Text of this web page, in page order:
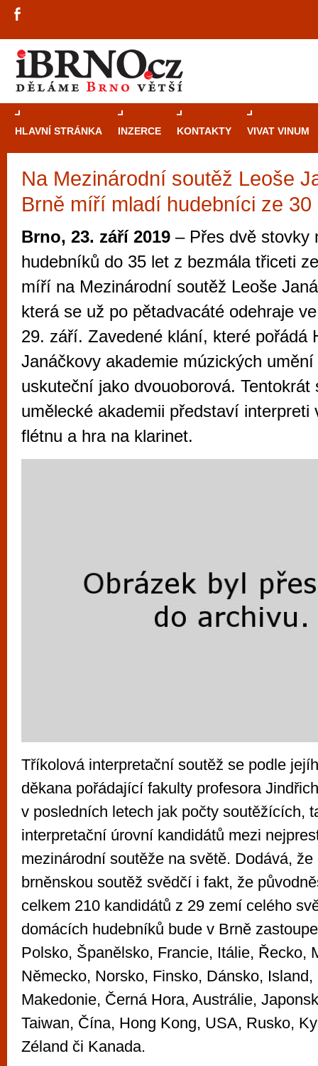
HLAVNÍ STRÁNKA INZERCE KONTAKTY VIVAT VINUM
Na Mezinárodní soutěž Leoše
Brně míří mladí hudebníci ze 30
Brno, 23. září 2019 – Přes dvě stovky
hudebníků do 35 let z bezmála třiceti
míří na Mezinárodní soutěž Leoše
která se už po pětadvacáté odehraje
29. září. Zavedené klání, které pořádá
Janáčkovy akademie múzických
uskuteční jako dvouoborová. Tentokrát
umělecké akademii představí interpreti
flétnu a hra na klarinet.
Tříkolová interpretační soutěž se podle
děkana pořádající fakulty profesora
v posledních letech jak počty soutěžících,
interpretační úrovní kandidátů mezi
mezinárodní soutěže na světě. Dodává,
brněnskou soutěž svědčí i fakt, že
celkem 210 kandidátů z 29 zemí celého
domácích hudebníků bude v Brně
Polsko, Španělsko, Francie, Itálie, Řecko,
Německo, Norsko, Finsko, Dánsko, Island,
Makedonie, Černá Hora, Austrálie,
Taiwan, Čína, Hong Kong, USA, Rusko,
Zéland či Kanada.
Průvodce
Brně: Od
Brno je
zajímavé
restaurace,
Mimo jiné je ale také místem, kde si
vyzkoušet různé kasinové hry. V
metropoli naleznete širokou nabídku her
po moderní automaty jak pro pravidelné
příležitostné hráče. V...